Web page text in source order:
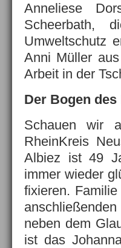
Anneliese
Scheerbath,
Umweltschutz
Anni Müller
Arbeit in der
Der Bogen
Schauen wir
RheinKreis
Albiez ist 49
immer wieder
fixieren.
neben dem
ist das